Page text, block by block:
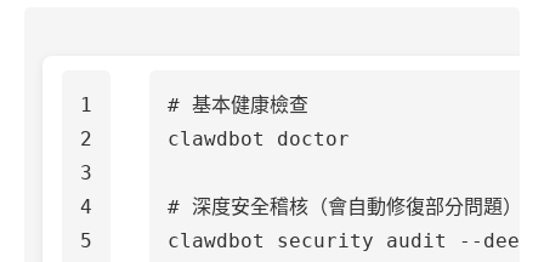
1
2
3
4
# 基本健康檢查
clawdbot doctor
# 深度安全稽核（會自動修復部分問題）
clawdbot security audit
--deep